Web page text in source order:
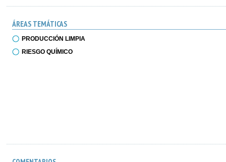
ÁREAS TEMÁTICAS
PRODUCCIÓN LIMPIA
RIESGO QUÍMICO